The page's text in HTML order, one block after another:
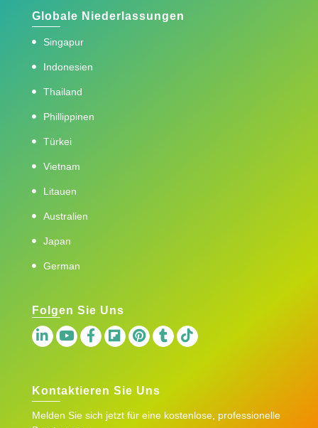
Globale Niederlassungen
Singapur
Indonesien
Thailand
Phillippinen
Türkei
Vietnam
Litauen
Australien
Japan
German
Folgen Sie Uns
Kontaktieren Sie Uns
Melden Sie sich jetzt für eine kostenlose, professionelle